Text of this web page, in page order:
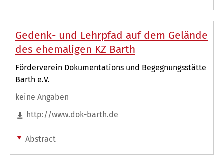
Gedenk- und Lehrpfad auf dem Gelände
des ehemaligen KZ Barth
Förderverein Dokumentations und Begegnungsstätte
Barth e.V.
keine Angaben
http://www.dok-barth.de
Abstract